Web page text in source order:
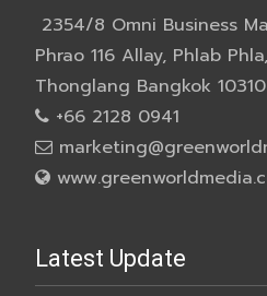
2354/8 Omni Business
Phrao 116 Allay, Phlab
Thonglang Bangkok 10310
+66 2128 0941
Latest Update